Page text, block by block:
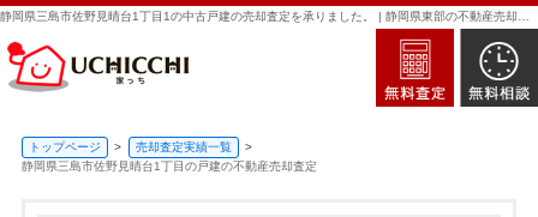
トップページ
売却査定実績一覧
静岡県三島市佐野見晴台1丁目の戸建の不動産売却査定